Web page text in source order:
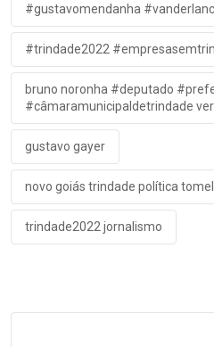
#gustavomendanha
#trindade2022
bruno noronha #deputado
#câmaramunicipaldetrindade
gustavo gayer
novo goiás trindade política
trindade2022 jornalismo